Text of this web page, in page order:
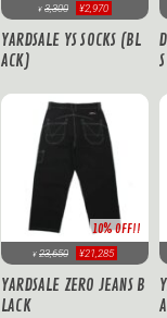
¥ 3,300 ¥2,970
YARDSALE YS SOCKS (BL
ACK)
10% OFF!!
¥ 23,650 ¥21,285
YARDSALE ZERO JEANS B
LACK